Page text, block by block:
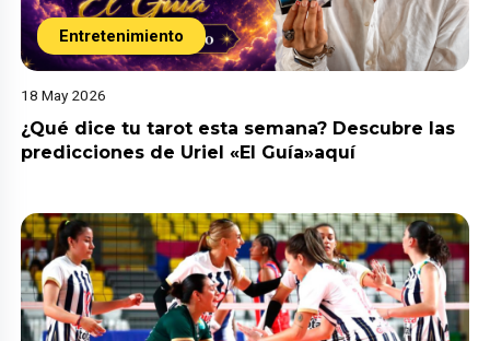
Entretenimiento
18 May 2026
¿Qué dice tu tarot esta semana? Descubre las
predicciones de Uriel «El Guía»aquí